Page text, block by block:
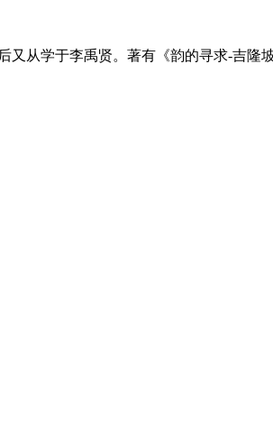
从学于李禹贤。著有《韵的寻求-吉隆